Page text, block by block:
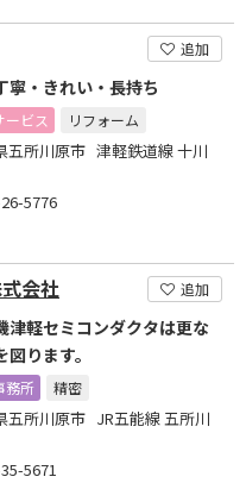
追加
寧・きれい・長持ち
ービス リフォーム
五所川原市 津軽鉄道線 十川
5776
会社 追加
津軽セミコンダクタは更な
ります。
務所 精密
五所川原市 JR五能線 五所川
5671